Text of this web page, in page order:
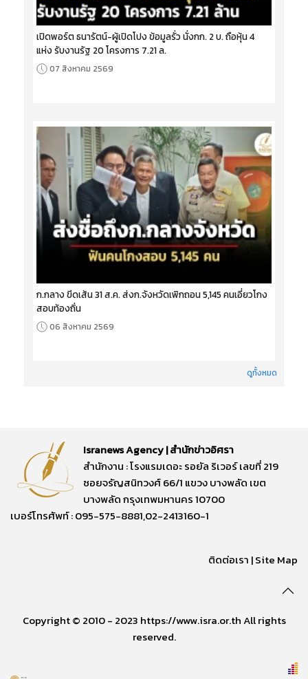
เปิดพอร์ต ธนารัตน์-ผู้เปิดโปง ข้อมูลรั่ว นั่งกก. 2 บ. ถือหุ้น 4
แห่ง รับงานรัฐ 20 โครงการ 7.21 ล.
07 สิงหาคม 2569
ก.กลาง ขีดเส้น 31 ส.ค. ส่งก.จังหวัดเพิกถอน 5,145 คนเอี่ยวโกง
สอบท้องถิ่น
06 สิงหาคม 2569
ดูทั้งหมด
Isranews Agency | สำนักข่าวอิศรา
สำนักงาน : โรงแรมเดอะ รอยัล ริเวอร์ เลขที่ 219
ซอยจรัญสนิทวงศ์ 66/1 แขวง บางพลัด เขต
บางพลัด กรุงเทพมหานคร 10700
เบอร์โทรศัพท์ : 095-575-8881,02-2413160-1
ติดต่อเรา |Site Map
Copyright © 2010 - 2023 https://www.isra.or.th All rights
reserved.